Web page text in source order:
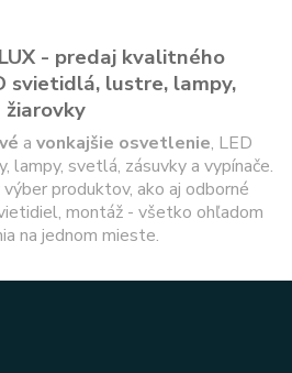
- predaj kvalitného
svietidlá, lustre, lampy,
žiarovky
a vonkajšie osvetlenie, LED
lampy, svetlá, zásuvky a vypínače.
produktov, ako aj odborné
montáž - všetko ohľadom
na jednom mieste.